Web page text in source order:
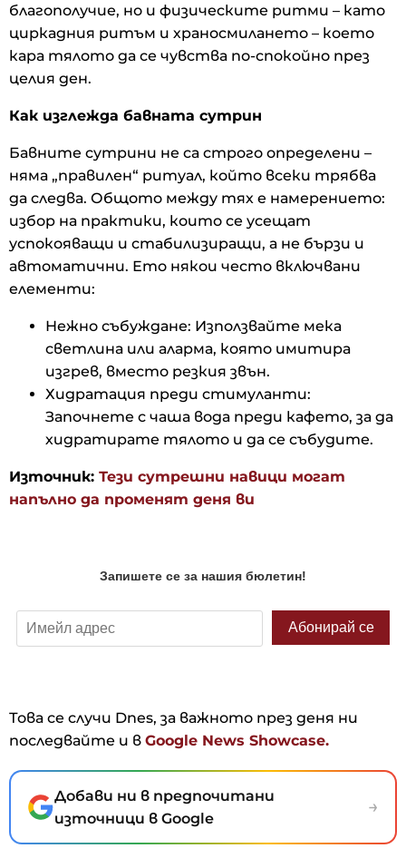
благополучие, но и физическите ритми – като
циркадния ритъм и храносмилането – което
кара тялото да се чувства по-спокойно през
целия ден.
Как изглежда бавната сутрин
Бавните сутрини не са строго определени –
няма „правилен“ ритуал, който всеки трябва
да следва. Общото между тях е намерението:
избор на практики, които се усещат
успокояващи и стабилизиращи, а не бързи и
автоматични. Ето някои често включвани
елементи:
Нежно събуждане: Използвайте мека
светлина или аларма, която имитира
изгрев, вместо резкия звън.
Хидратация преди стимуланти:
Започнете с чаша вода преди кафето, за да
хидратирате тялото и да се събудите.
Източник: Тези сутрешни навици могат
напълно да променят деня ви
Това се случи Dnes, за важното през деня ни
последвайте и в Google News Showcase.
Добави ни в предпочитани
източници в Google
→